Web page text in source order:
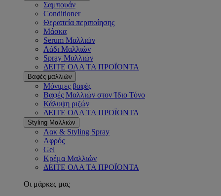
Σαμπουάν
Conditioner
Θεραπεία περιποίησης
Μάσκα
Serum Μαλλιών
Λάδι Μαλλιών
Spray Μαλλιών
ΔΕΙΤΕ ΟΛΑ ΤΑ ΠΡΟΪΟΝΤΑ
Βαφές μαλλιών
Μόνιμες βαφές
Βαφές Μαλλιών στον Ίδιο Τόνο
Κάλυψη ριζών
ΔΕΙΤΕ ΟΛΑ ΤΑ ΠΡΟΪΟΝΤΑ
Styling Μαλλιών
Λακ & Styling Spray
Αφρός
Gel
Κρέμα Μαλλιών
ΔΕΙΤΕ ΟΛΑ ΤΑ ΠΡΟΪΟΝΤΑ
Οι μάρκες μας